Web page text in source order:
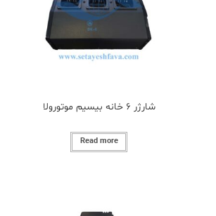
شارژر 6 خانه بیسیم موتورولا
Read more